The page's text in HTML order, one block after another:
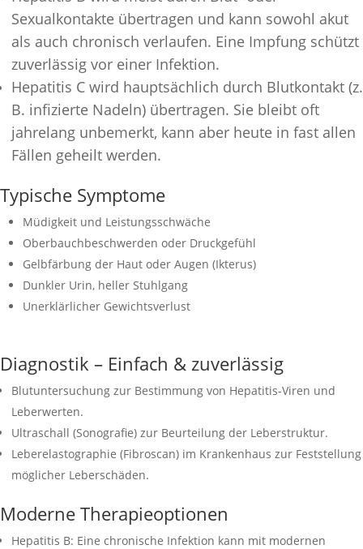
Sexualkontakte übertragen und kann sowohl akut
als auch chronisch verlaufen. Eine Impfung schützt
zuverlässig vor einer Infektion.
Hepatitis C wird hauptsächlich durch Blutkontakt (z.
B. infizierte Nadeln) übertragen. Sie bleibt oft
jahrelang unbemerkt, kann aber heute in fast allen
Fällen geheilt werden.
Typische Symptome
Müdigkeit und Leistungsschwäche
Oberbauchbeschwerden oder Druckgefühl
Gelbfärbung der Haut oder Augen (Ikterus)
Dunkler Urin, heller Stuhlgang
Unerklärlicher Gewichtsverlust
Diagnostik – Einfach & zuverlässig
Blutuntersuchung zur Bestimmung von Hepatitis-Viren und
Leberwerten.
Ultraschall (Sonografie) zur Beurteilung der Leberstruktur.
Leberelastographie (Fibroscan) im Krankenhaus zur Feststellung
möglicher Leberschäden.
Moderne Therapieoptionen
Hepatitis B: Eine chronische Infektion kann mit modernen